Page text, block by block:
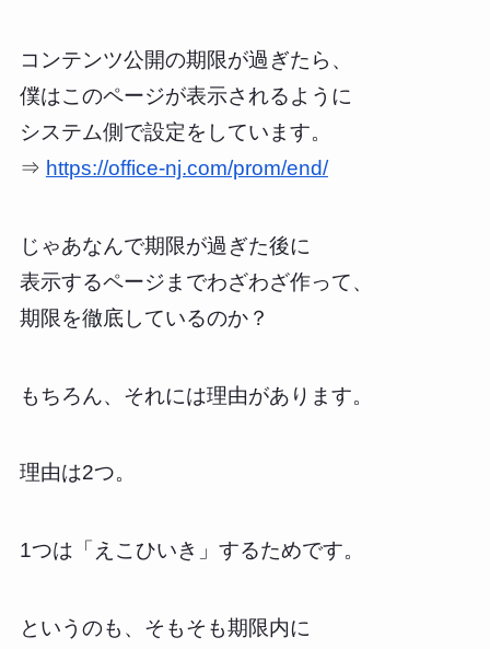
コンテンツ公開の期限が過ぎたら、
僕はこのページが表示されるように
システム側で設定をしています。
⇒ https://office-nj.com/prom/end/
じゃあなんで期限が過ぎた後に
表示するページまでわざわざ作って、
期限を徹底しているのか？
もちろん、それには理由があります。
理由は2つ。
1つは「えこひいき」するためです。
というのも、そもそも期限内に